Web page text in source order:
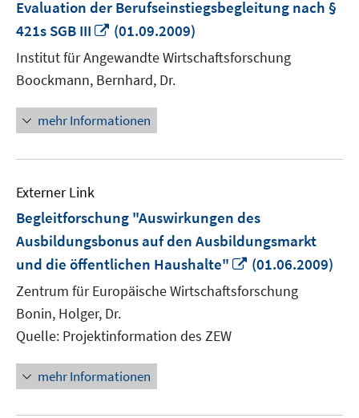
Evaluation der Berufseinstiegsbegleitung nach §
421s SGB III
In
neuem
Fenster
öffnen
(01.09.2009)
Institut für Angewandte Wirtschaftsforschung
Boockmann, Bernhard, Dr.
mehr Informationen
Externer Link
Begleitforschung "Auswirkungen des
Ausbildungsbonus auf den Ausbildungsmarkt
und die öffentlichen Haushalte"
In
neuem
Fenster
(01.06.2009)
Zentrum für Europäische Wirtschaftsforschung
Bonin, Holger, Dr.
Quelle: Projektinformation des ZEW
mehr Informationen